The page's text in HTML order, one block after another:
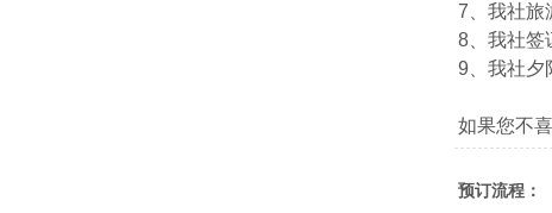
7、我社旅
8、我社签
9、我社夕
如果您不
预订流程：